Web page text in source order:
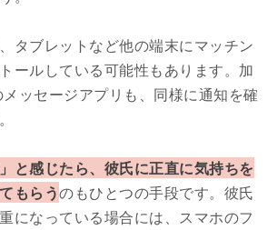
タブレットなど他の端末にマッチン
ールしている可能性もあります。加
ッセージアプリも、同様に通知を確
と感じたら、彼氏に正直に気持ちを
もらうのもひとつの手段です。彼氏
になっている場合には、スマホのフ